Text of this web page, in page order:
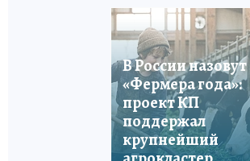
В России назовут
«Фермера года»:
проект КП
поддержал
крупнейший